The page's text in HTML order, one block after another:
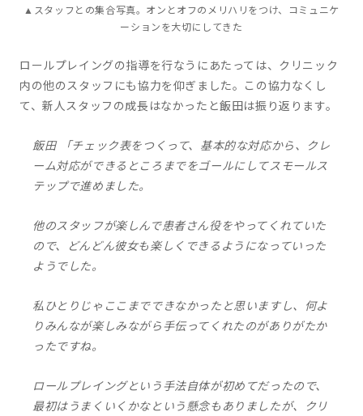
▲スタッフとの集合写真。オンとオフのメリハリをつけ、コミュニケ
ーションを大切にしてきた
ロールプレイングの指導を行なうにあたっては、クリニック
内の他のスタッフにも協力を仰ぎました。この協力なくし
て、新人スタッフの成長はなかったと飯田は振り返ります。
飯田 「チェック表をつくって、基本的な対応から、クレ
ーム対応ができるところまでをゴールにしてスモールス
テップで進めました。
他のスタッフが楽しんで患者さん役をやってくれていた
ので、どんどん彼女も楽しくできるようになっていった
ようでした。
私ひとりじゃここまでできなかったと思いますし、何よ
りみんなが楽しみながら手伝ってくれたのがありがたか
ったですね。
ロールプレイングという手法自体が初めてだったので、
最初はうまくいくかなという懸念もありましたが、クリ